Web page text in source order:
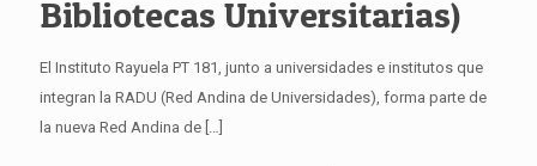
Bibliotecas Universitarias)
El Instituto Rayuela PT 181, junto a universidades e institutos que
integran la RADU (Red Andina de Universidades), forma parte de
la nueva Red Andina de